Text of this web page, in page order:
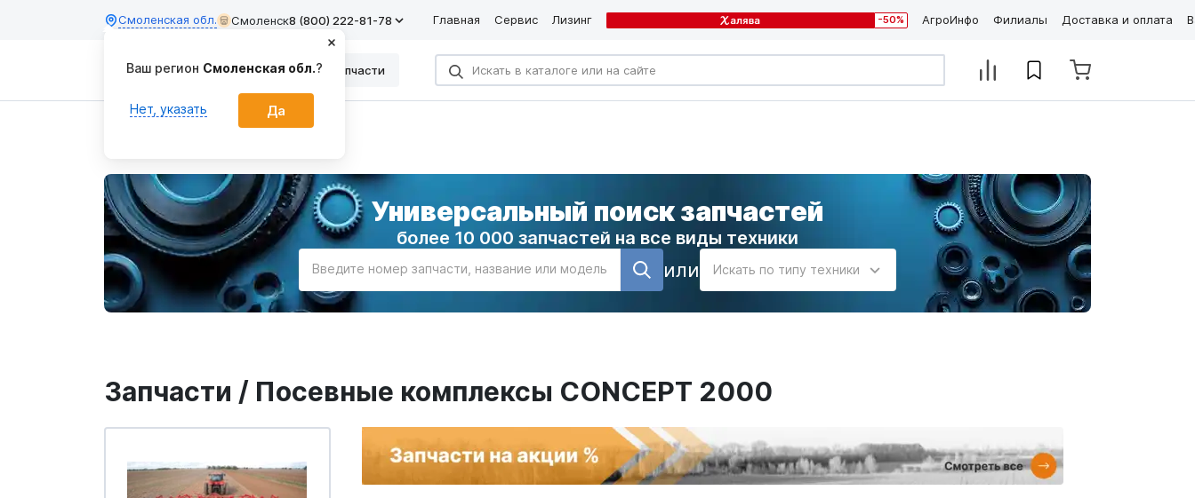
Смоленская обл. Смоленск8 (800) 222-81-78 Главная Сервис Лизинг -50% АгроИнфо Филиалы Доставка и оплата
Каталог Запчасти
Универсальный поиск запчастей
более 10 000 запчастей на все виды техники
Введите номер запчасти, название или модель или Искать по типу техники
Запчасти / Посевные комплексы CONCEPT 2000